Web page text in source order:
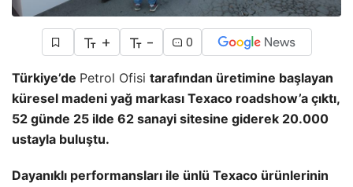
+ - 0
Türkiye’de Petrol Ofisi tarafından üretimine başlayan
küresel madeni yağ markası Texaco roadshow’a çıktı,
52 günde 25 ilde 62 sanayi sitesine giderek 20.000
ustayla buluştu.
Dayanıklı performansları ile ünlü Texaco ürünlerinin